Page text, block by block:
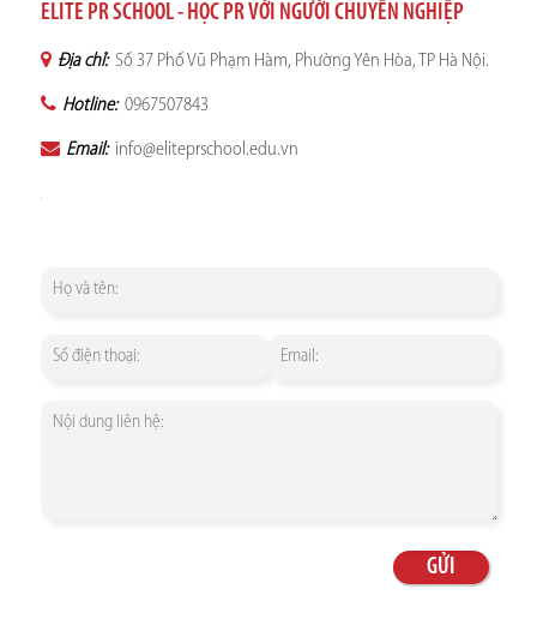
ELITE PR SCHOOL - HỌC PR VỚI NGƯỜI CHUYÊN NGHIỆP
Địa chỉ: Số 37 Phố Vũ Phạm Hàm, Phường Yên Hòa, TP Hà Nội.
Hotline: 0967507843
Email: info@eliteprschool.edu.vn